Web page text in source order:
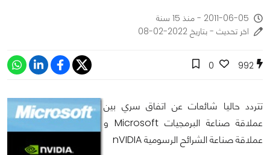
2011-06-05 - منذ 15 سنة
اخر تحديث - بتاريخ 2022-02-08
992
0
تتردد حاليا شائعات عن اتفاق سري بين
عملاقة صناعة البرمجيات Microsoft و
عملاقة صناعة الشرائح الرسومية nVIDIA